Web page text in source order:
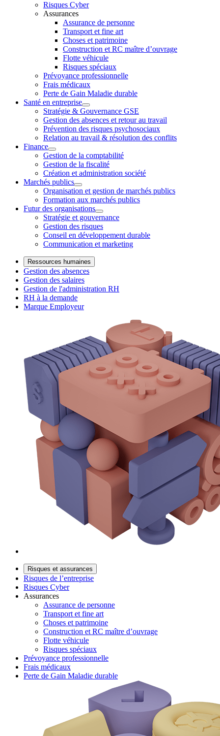
Risques Cyber
Assurances
Assurance de personne
Transport et fine art
Choses et patrimoine
Construction et RC maître d’ouvrage
Flotte véhicule
Risques spéciaux
Prévoyance professionnelle
Frais médicaux
Perte de Gain Maladie durable
Santé en entreprise
Stratégie & Gouvernance GSE
Gestion des absences et retour au travail
Prévention des risques psychosociaux
Relation au travail & résolution des conflits
Finance
Gestion de la comptabilité
Gestion de la fiscalité
Création et administration société
Marchés publics
Organisation et gestion de marchés publics
Formation aux marchés publics
Futur des organisations
Stratégie et gouvernance
Gestion des risques
Conseil en développement durable
Communication et marketing
Ressources humaines
Gestion des absences
Gestion des salaires
Gestion de l'administration RH
RH à la demande
Marque Employeur
Risques et assurances
Risques de l’entreprise
Risques Cyber
Assurances
Assurance de personne
Transport et fine art
Choses et patrimoine
Construction et RC maître d’ouvrage
Flotte véhicule
Risques spéciaux
Prévoyance professionnelle
Frais médicaux
Perte de Gain Maladie durable